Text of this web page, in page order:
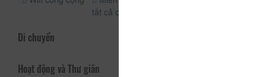
tất cả các phòng
Di chuyển
Hoạt động và Thư giãn